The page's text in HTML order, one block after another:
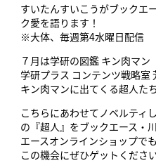
すいたんすいこうがブックエ
ク愛を語ります！
※大体、毎週第4水曜日配信
７月は学研の図鑑 キン肉マン
学研プラス コンテンツ戦略室
キン肉マンに出てくる超人た
こちらにあわせてノベルティ
の『超人』をブックエース・
エースオンラインショップでも
この機会にぜひゲットくださ